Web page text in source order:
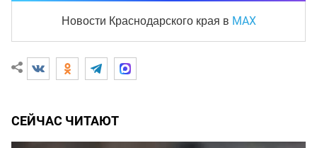
Новости Краснодарского края в MAX
СЕЙЧАС ЧИТАЮТ